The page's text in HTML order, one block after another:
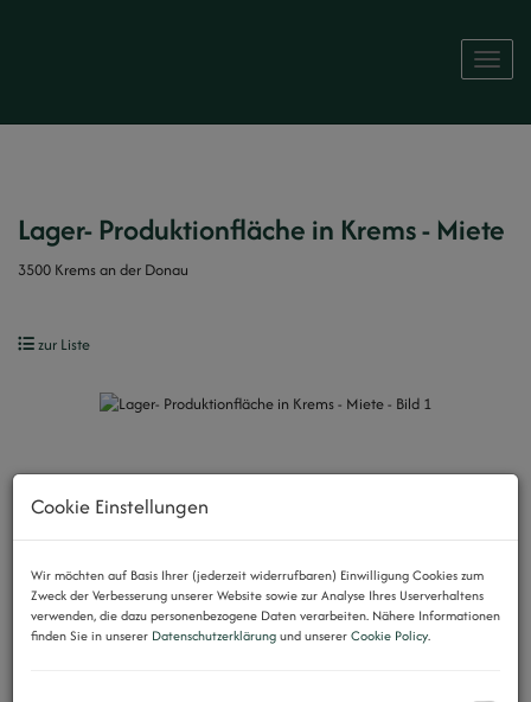
Lager- Produktionfläche in Krems - Miete
3500 Krems an der Donau
zur Liste
Cookie Einstellungen
Wir möchten auf Basis Ihrer (jederzeit widerrufbaren) Einwilligung Cookies zum
Zweck der Verbesserung unserer Website sowie zur Analyse Ihres Userverhaltens
verwenden, die dazu personenbezogene Daten verarbeiten. Nähere Informationen
finden Sie in unserer Datenschutzerklärungund unsererCookie Policy.